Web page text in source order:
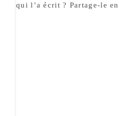
qui l’a écrit ? Partage-le